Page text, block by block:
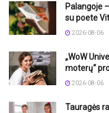
Palangoje
su poete
2026-08-06
„WoW
moterų“
2026-08-06
Tauragės